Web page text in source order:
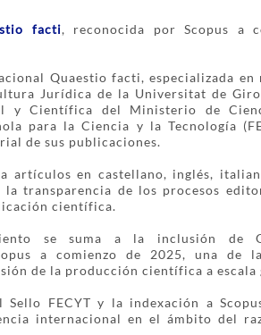
facti, reconocida por Scopus a
Quaestio facti, especializada
Jurídica de la Universitat de
y Científica del Ministerio de
para la Ciencia y la Tecnología
de sus publicaciones.
artículos en castellano, inglés,
la transparencia de los procesos
científica.
se suma a la inclusión de
a comienzo de 2025, una de
de la producción científica a escala
Sello FECYT y la indexación a
internacional en el ámbito del